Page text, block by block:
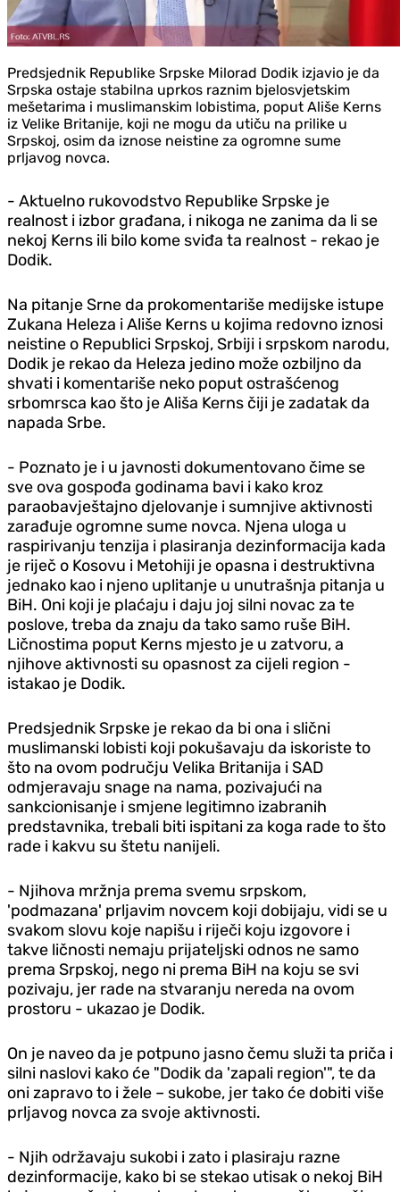
Predsjednik Republike Srpske Milorad Dodik izjavio je da
Srpska ostaje stabilna uprkos raznim bjelosvjetskim
mešetarima i muslimanskim lobistima, poput Ališe Kerns
iz Velike Britanije, koji ne mogu da utiču na prilike u
Srpskoj, osim da iznose neistine za ogromne sume
prljavog novca.
- Aktuelno rukovodstvo Republike Srpske je
realnost i izbor građana, i nikoga ne zanima da li se
nekoj Kerns ili bilo kome sviđa ta realnost - rekao je
Dodik.
Na pitanje Srne da prokomentariše medijske istupe
Zukana Heleza i Ališe Kerns u kojima redovno iznosi
neistine o Republici Srpskoj, Srbiji i srpskom narodu,
Dodik je rekao da Heleza jedino može ozbiljno da
shvati i komentariše neko poput ostrašćenog
srbomrsca kao što je Ališa Kerns čiji je zadatak da
napada Srbe.
- Poznato je i u javnosti dokumentovano čime se
sve ova gospođa godinama bavi i kako kroz
paraobavještajno djelovanje i sumnjive aktivnosti
zarađuje ogromne sume novca. Njena uloga u
raspirivanju tenzija i plasiranja dezinformacija kada
je riječ o Kosovu i Metohiji je opasna i destruktivna
jednako kao i njeno uplitanje u unutrašnja pitanja u
BiH. Oni koji je plaćaju i daju joj silni novac za te
poslove, treba da znaju da tako samo ruše BiH.
Ličnostima poput Kerns mjesto je u zatvoru, a
njihove aktivnosti su opasnost za cijeli region -
istakao je Dodik.
Predsjednik Srpske je rekao da bi ona i slični
muslimanski lobisti koji pokušavaju da iskoriste to
što na ovom području Velika Britanija i SAD
odmjeravaju snage na nama, pozivajući na
sankcionisanje i smjene legitimno izabranih
predstavnika, trebali biti ispitani za koga rade to što
rade i kakvu su štetu nanijeli.
- Njihova mržnja prema svemu srpskom,
'podmazana' prljavim novcem koji dobijaju, vidi se u
svakom slovu koje napišu i riječi koju izgovore i
takve ličnosti nemaju prijateljski odnos ne samo
prema Srpskoj, nego ni prema BiH na koju se svi
pozivaju, jer rade na stvaranju nereda na ovom
prostoru - ukazao je Dodik.
On je naveo da je potpuno jasno čemu služi ta priča i
silni naslovi kako će "Dodik da 'zapali region'", te da
oni zapravo to i žele – sukobe, jer tako će dobiti više
prljavog novca za svoje aktivnosti.
- Njih održavaju sukobi i zato i plasiraju razne
dezinformacije, kako bi se stekao utisak o nekoj BiH